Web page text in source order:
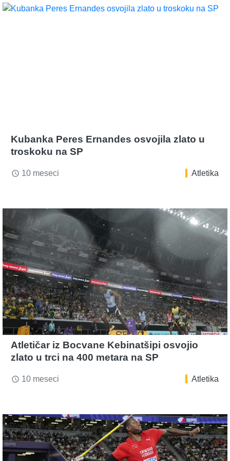
Kubanka Peres Ernandes osvojila zlato u
troskoku na SP
access_time 10 meseci Atletika
Atletičar iz Bocvane Kebinatšipi osvojio
zlato u trci na 400 metara na SP
access_time 10 meseci Atletika